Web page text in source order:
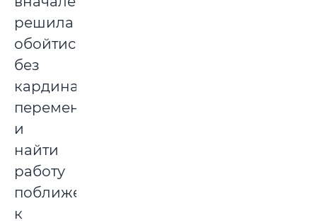
решила
обойтись
без
кардинальных
перемен
и
найти
работу
поближе
к